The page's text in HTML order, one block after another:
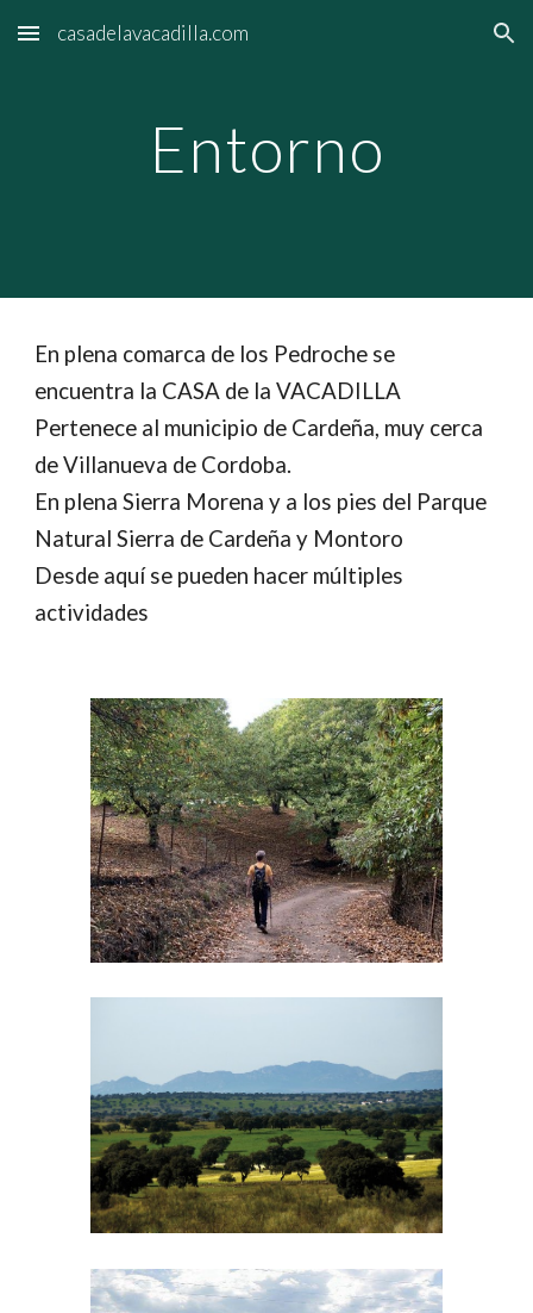
Skip to main content Skip to navigation
casadelavacadilla.com
Entorno
En plena comarca de los Pedroche se
encuentra la CASA de la VACADILLA
Pertenece al municipio de Cardeña, muy cerca
de Villanueva de Cordoba.
En plena Sierra Morena y a los pies del Parque
Natural Sierra de Cardeña y Montoro
Desde aquí se pueden hacer múltiples
actividades